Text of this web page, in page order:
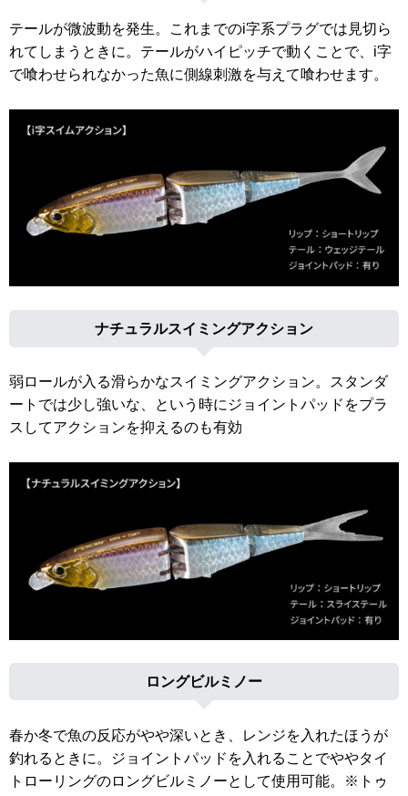
テールが微波動を発生。これまでのi字系プラグでは見切ら
れてしまうときに。テールがハイピッチで動くことで、i字
で喰わせられなかった魚に側線刺激を与えて喰わせます。
ナチュラルスイミングアクション
弱ロールが入る滑らかなスイミングアクション。スタンダ
ートでは少し強いな、という時にジョイントパッドをプラ
スしてアクションを抑えるのも有効
ロングビルミノー
春か冬で魚の反応がやや深いとき、レンジを入れたほうが
釣れるときに。ジョイントパッドを入れることでややタイ
トローリングのロングビルミノーとして使用可能。※トゥ